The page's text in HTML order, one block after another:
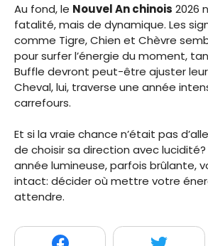
Au fond, le Nouvel An chinois 2026
fatalité, mais de dynamique. Les
comme Tigre, Chien et Chèvre
pour surfer l’énergie du moment,
Buffle devront peut-être ajuster leur
Cheval, lui, traverse une année
carrefours.
Et si la vraie chance n’était pas
de choisir sa direction avec
année lumineuse, parfois brûlante,
intact: décider où mettre votre
attendre.